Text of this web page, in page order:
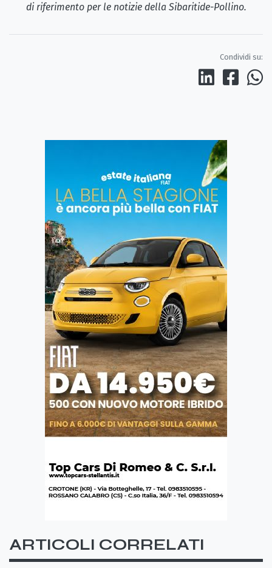
di riferimento per le notizie della Sibaritide-Pollino.
Condividi su:
ARTICOLI CORRELATI